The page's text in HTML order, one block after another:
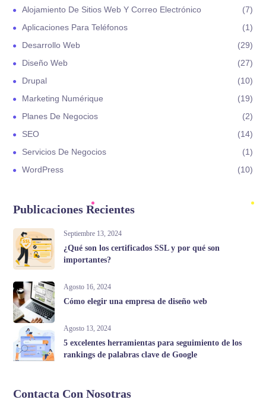
Alojamiento De Sitios Web Y Correo Electrónico
7
Aplicaciones Para Teléfonos
1
Desarrollo Web
29
Diseño Web
27
Drupal
10
Marketing Numérique
19
Planes De Negocios
2
SEO
14
Servicios De Negocios
1
WordPress
10
Publicaciones Recientes
Septiembre 13, 2024
¿Qué son los certificados SSL y por qué son
importantes?
Agosto 16, 2024
Cómo elegir una empresa de diseño web
Agosto 13, 2024
5 excelentes herramientas para seguimiento de los
rankings de palabras clave de Google
Contacta Con Nosotras